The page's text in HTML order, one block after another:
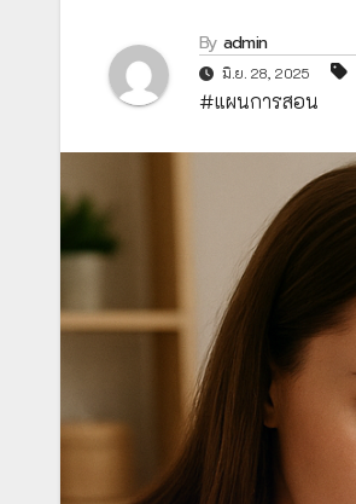
By admin
มิ.ย. 28, 2025
#แผนการสอน